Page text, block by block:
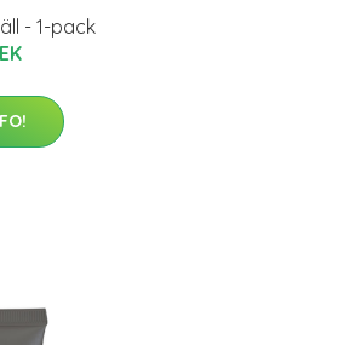
- 1-pack